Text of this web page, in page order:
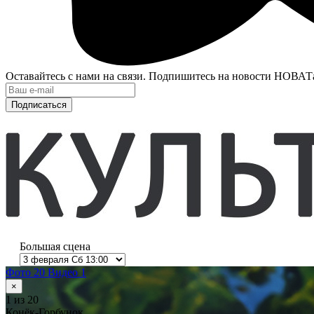
Оставайтесь с нами на связи. Подпишитесь на новости
Подписаться
Большая сцена
Фото 20 Видео 1
×
1 из 20